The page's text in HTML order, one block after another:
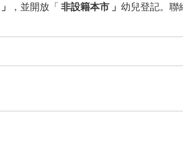
」 ，並開放「 非設籍本市 」 幼兒登記。聯